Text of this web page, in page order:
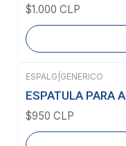
$1.000 CLP
Agotado
ESPALG GENERICO
ESPATULA PARA
$950 CLP